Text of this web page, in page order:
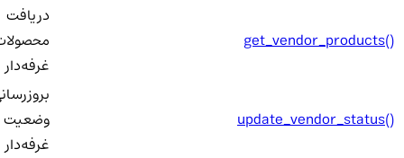
get_vendor_products()
دریافت
محصولات
غرفه‌دار
update_vendor_status()
بروزرسانی
وضعیت
غرفه‌دار